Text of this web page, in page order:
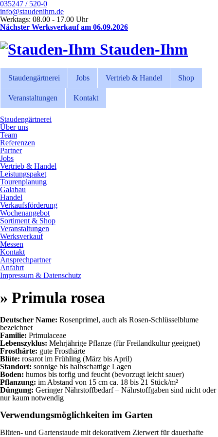
035247 / 520-0
info@staudenihm.de
Werktags: 08.00 - 17.00 Uhr
Nächster Werksverkauf am 06.09.2026
Stauden-Ihm
Staudengärtnerei Jobs Vertrieb & Handel Shop
Veranstaltungen Kontakt
Staudengärtnerei
Über uns
Team
Referenzen
Partner
Jobs
Vertrieb & Handel
Leistungspaket
Tourenplanung
Galabau
Handel
Verkaufsförderung
Wochenangebot
Sortiment & Shop
Veranstaltungen
Werksverkauf
Messen
Kontakt
Ansprechpartner
Anfahrt
Impressum & Datenschutz
» Primula rosea
Deutscher Name: Rosenprimel, auch als Rosen-Schlüsselblume
bezeichnet
Familie: Primulaceae
Lebenszyklus: Mehrjährige Pflanze (für Freilandkultur geeignet)
Frosthärte: gute Frosthärte
Blüte: rosarot im Frühling (März bis April)
Standort: sonnige bis halbschattige Lagen
Boden: humos bis torfig und feucht (bevorzugt leicht sauer)
Pflanzung: im Abstand von 15 cm ca. 18 bis 21 Stück/m²
Düngung: Geringer Nährstoffbedarf – Nährstoffgaben sind nicht oder
nur kaum notwendig
Verwendungsmöglichkeiten im Garten
Blüten- und Gartenstaude mit dekorativem Zierwert für dauerhafte